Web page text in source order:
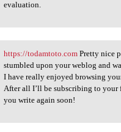
evaluation.
todamtoto.com
https://todamtoto.comPretty nice
stumbled upon your weblog and
I have really enjoyed browsing
After all I’ll be subscribing to your
you write again soon!